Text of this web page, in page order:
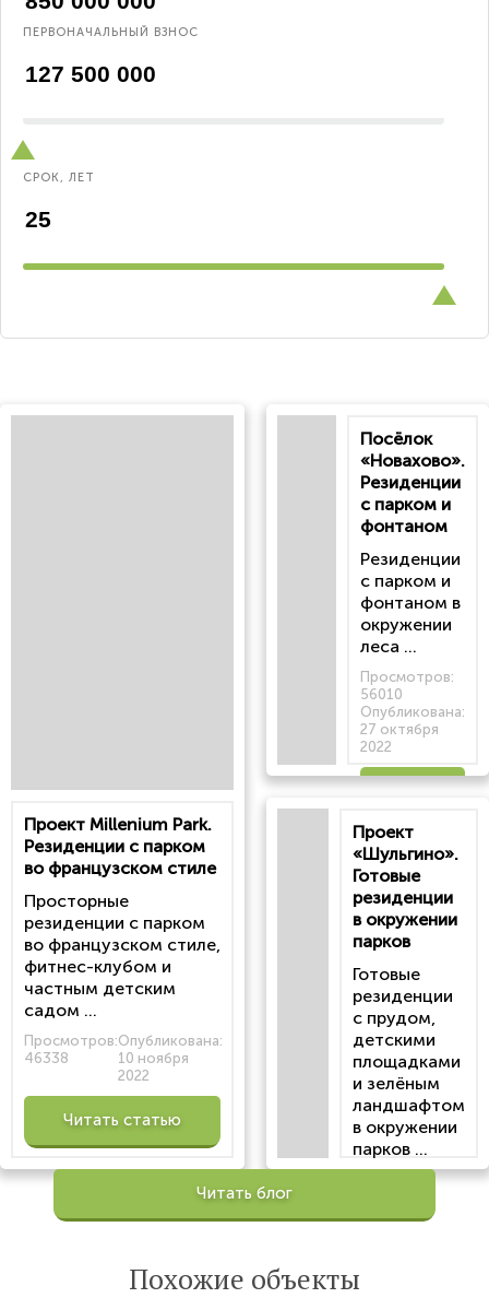
ПЕРВОНАЧАЛЬНЫЙ ВЗНОС
СРОК, ЛЕТ
Проект Millenium Park.
Резиденции с парком
во французском стиле
Просторные
резиденции с парком
во французском стиле,
фитнес-клубом и
частным детским
садом ...
Просмотров:
46338
Опубликована:
10 ноября
2022
Читать статью
Посёлок
«Новахово».
Резиденции
с парком и
фонтаном
Резиденции
с парком и
фонтаном в
окружении
леса ...
Просмотров:
56010
Опубликована:
27 октября
2022
статью
Проект
«Шульгино».
Готовые
резиденции
в окружении
парков
Готовые
резиденции
с прудом,
детскими
площадками
и зелёным
ландшафтом
в окружении
парков ...
Просмотров:
Опубликована:
Читать блог
Похожие объекты